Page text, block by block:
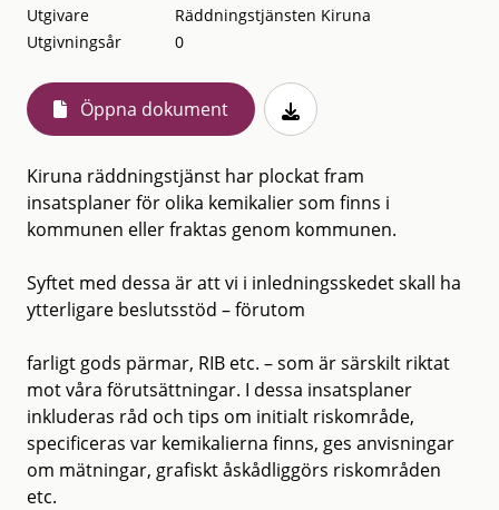
Utgivare
Räddningstjänsten Kiruna
Utgivningsår
0
Öppna dokument
Kiruna räddningstjänst har plockat fram
insatsplaner för olika kemikalier som finns i
kommunen eller fraktas genom kommunen.
Syftet med dessa är att vi i inledningsskedet skall ha
ytterligare beslutsstöd – förutom
farligt gods pärmar, RIB etc. – som är särskilt riktat
mot våra förutsättningar. I dessa insatsplaner
inkluderas råd och tips om initialt riskområde,
specificeras var kemikalierna finns, ges anvisningar
om mätningar, grafiskt åskådliggörs riskområden
etc.